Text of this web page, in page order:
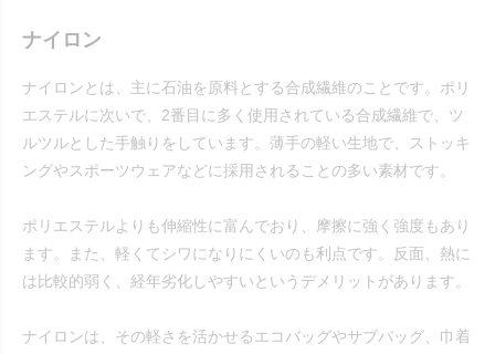
ナイロン
ナイロンとは、主に石油を原料とする合成繊維のことです。ポリ
エステルに次いで、2番目に多く使用されている合成繊維で、ツ
ルツルとした手触りをしています。薄手の軽い生地で、ストッキ
ングやスポーツウェアなどに採用されることの多い素材です。
ポリエステルよりも伸縮性に富んでおり、摩擦に強く強度もあり
ます。また、軽くてシワになりにくいのも利点です。反面、熱に
は比較的弱く、経年劣化しやすいというデメリットがあります。
ナイロンは、その軽さを活かせるエコバッグやサブバッグ、巾着